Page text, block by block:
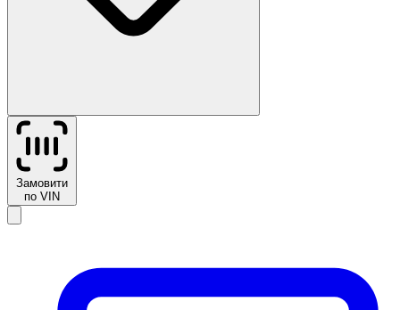
Замовити
по VIN